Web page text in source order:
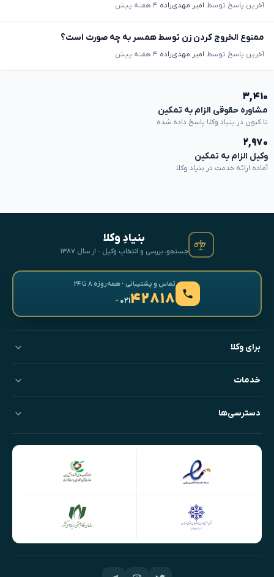
آخرین پاسخ توسط امیر مهدی‌زاده ۴ هفته پیش
ممنوع الخروج کردن زن توسط همسر به چه صورت است؟
آخرین پاسخ توسط امیر مهدی‌زاده ۴ هفته پیش
۳,۴۱۰
مشاوره حقوقی الزام به تمکین
تا کنون در بنیاد وکلا پاسخ داده شده
۲,۹۷۰
وکیل الزام به تمکین
آماده ارائه خدمت در بنیاد وکلا
بنیادِ وکلا
جستجو، بررسی و انتخابِ وکیل · از سال ۱۳۸۷
تماس و پشتیبانی · همه‌روزه ۸ تا ۲۴
۴۲۸۱۸- ۰۲۱
برای وکلا
خدمات
دسترسی‌ها